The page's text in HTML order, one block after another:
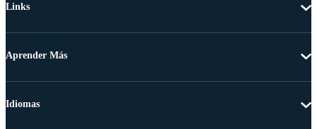
Links
Aprender Más
Idiomas